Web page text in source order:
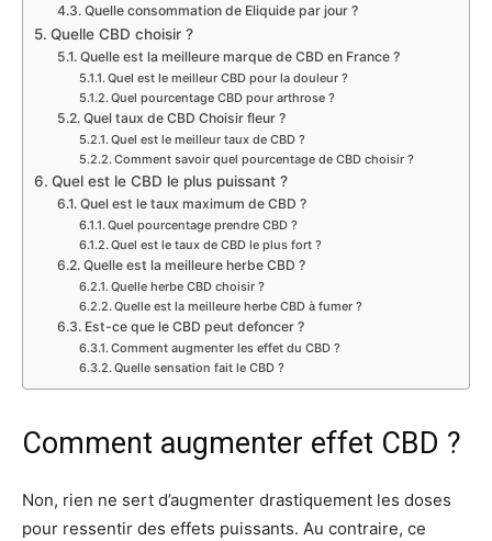
Quelle consommation de Eliquide par jour ?
Quelle CBD choisir ?
Quelle est la meilleure marque de CBD en France ?
Quel est le meilleur CBD pour la douleur ?
Quel pourcentage CBD pour arthrose ?
Quel taux de CBD Choisir fleur ?
Quel est le meilleur taux de CBD ?
Comment savoir quel pourcentage de CBD choisir ?
Quel est le CBD le plus puissant ?
Quel est le taux maximum de CBD ?
Quel pourcentage prendre CBD ?
Quel est le taux de CBD le plus fort ?
Quelle est la meilleure herbe CBD ?
Quelle herbe CBD choisir ?
Quelle est la meilleure herbe CBD à fumer ?
Est-ce que le CBD peut defoncer ?
Comment augmenter les effet du CBD ?
Quelle sensation fait le CBD ?
Comment augmenter effet CBD ?
Non, rien ne sert d’augmenter drastiquement les doses
pour ressentir des effets puissants. Au contraire, ce